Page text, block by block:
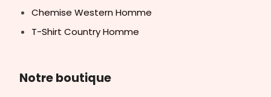
Chemise Western Homme
T-Shirt Country Homme
Notre boutique